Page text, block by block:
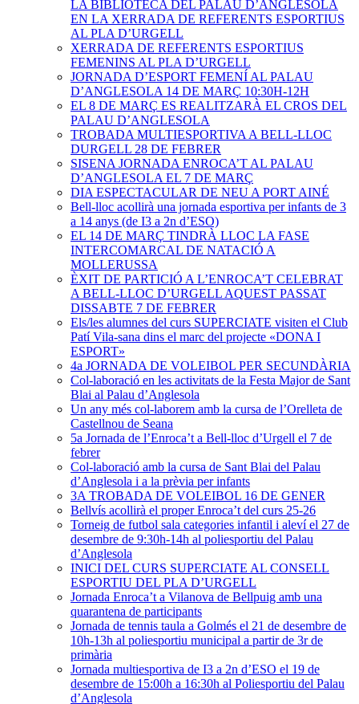
LA BIBLIOTECA DEL PALAU D’ANGLESOLA
EN LA XERRADA DE REFERENTS ESPORTIUS
AL PLA D’URGELL
XERRADA DE REFERENTS ESPORTIUS
FEMENINS AL PLA D’URGELL
JORNADA D’ESPORT FEMENÍ AL PALAU
D’ANGLESOLA 14 DE MARÇ 10:30H-12H
EL 8 DE MARÇ ES REALITZARÀ EL CROS DEL
PALAU D’ANGLESOLA
TROBADA MULTIESPORTIVA A BELL-LLOC
DURGELL 28 DE FEBRER
SISENA JORNADA ENROCA’T AL PALAU
D’ANGLESOLA EL 7 DE MARÇ
DIA ESPECTACULAR DE NEU A PORT AINÉ
Bell-lloc acollirà una jornada esportiva per infants de 3
a 14 anys (de I3 a 2n d’ESO)
EL 14 DE MARÇ TINDRÀ LLOC LA FASE
INTERCOMARCAL DE NATACIÓ A
MOLLERUSSA
ÈXIT DE PARTICIÓ A L’ENROCA’T CELEBRAT
A BELL-LLOC D’URGELL AQUEST PASSAT
DISSABTE 7 DE FEBRER
Els/les alumnes del curs SUPERCIATE visiten el Club
Patí Vila-sana dins el marc del projecte «DONA I
ESPORT»
4a JORNADA DE VOLEIBOL PER SECUNDÀRIA
Col-laboració en les activitats de la Festa Major de Sant
Blai al Palau d’Anglesola
Un any més col-laborem amb la cursa de l’Orelleta de
Castellnou de Seana
5a Jornada de l’Enroca’t a Bell-lloc d’Urgell el 7 de
febrer
Col-laboració amb la cursa de Sant Blai del Palau
d’Anglesola i a la prèvia per infants
3A TROBADA DE VOLEIBOL 16 DE GENER
Bellvís acollirà el proper Enroca’t del curs 25-26
Torneig de futbol sala categories infantil i aleví el 27 de
desembre de 9:30h-14h al poliesportiu del Palau
d’Anglesola
INICI DEL CURS SUPERCIATE AL CONSELL
ESPORTIU DEL PLA D’URGELL
Jornada Enroca’t a Vilanova de Bellpuig amb una
quarantena de participants
Jornada de tennis taula a Golmés el 21 de desembre de
10h-13h al poliesportiu municipal a partir de 3r de
primària
Jornada multiesportiva de I3 a 2n d’ESO el 19 de
desembre de 15:00h a 16:30h al Poliesportiu del Palau
d’Anglesola